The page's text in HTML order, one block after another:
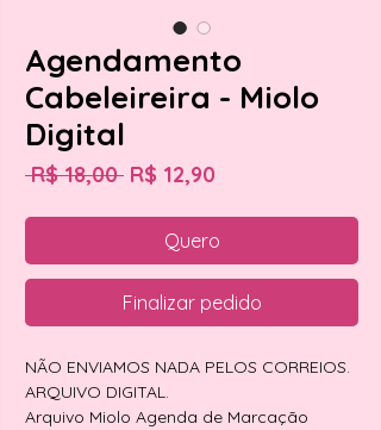
Agendamento
Cabeleireira - Miolo
Digital
R$ 18,00 Preço
R$ 12,90
Quero
Finalizar pedido
NÃO ENVIAMOS NADA PELOS CORREIOS.
ARQUIVO DIGITAL.
Arquivo Miolo Agenda de Marcação